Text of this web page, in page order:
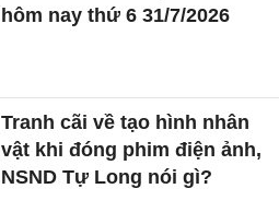
hôm nay thứ 6 31/7/2026
Tranh cãi về tạo hình nhân
vật khi đóng phim điện ảnh,
NSND Tự Long nói gì?